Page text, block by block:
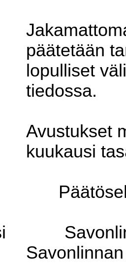
päätetään
lopulliset
tiedossa.
Avustukset
kuukausi